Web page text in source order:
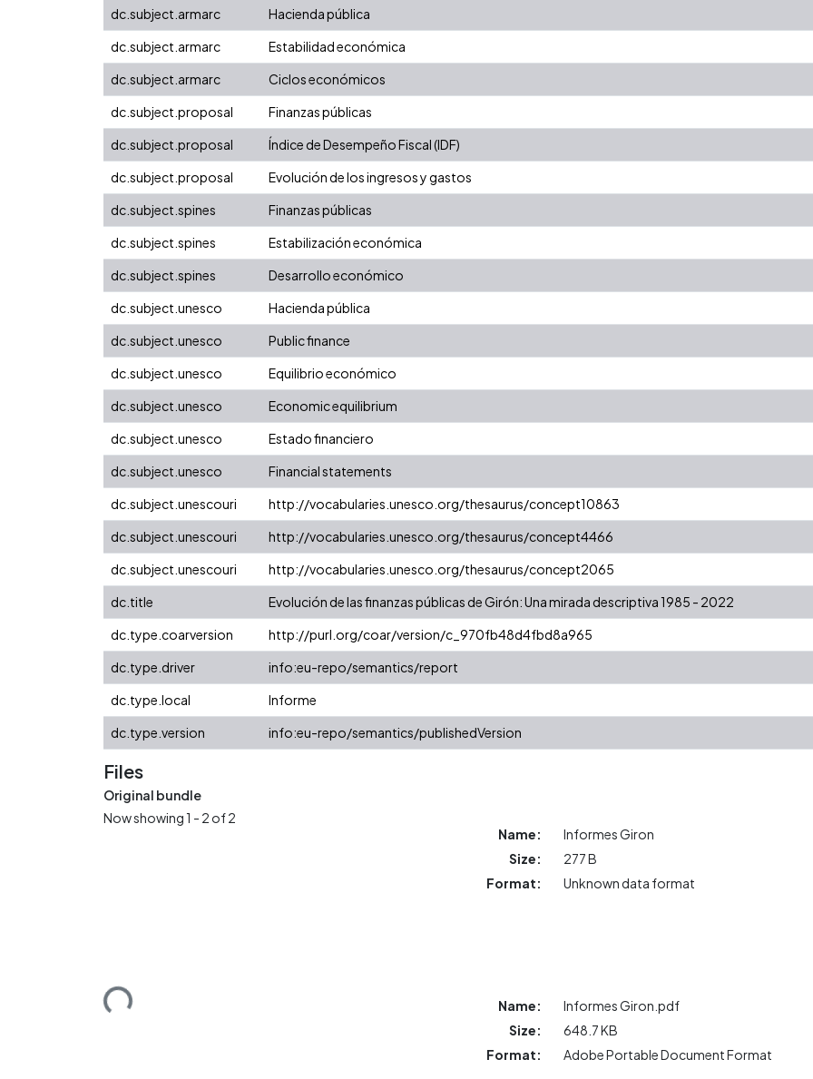
dc.subject.armarc
Hacienda pública
dc.subject.armarc
Estabilidad económica
dc.subject.armarc
Ciclos económicos
dc.subject.proposal
Finanzas públicas
dc.subject.proposal
Índice de Desempeño Fiscal (IDF)
dc.subject.proposal
Evolución de los ingresos y gastos
dc.subject.spines
Finanzas públicas
dc.subject.spines
Estabilización económica
dc.subject.spines
Desarrollo económico
dc.subject.unesco
Hacienda pública
dc.subject.unesco
Public finance
dc.subject.unesco
Equilibrio económico
dc.subject.unesco
Economic equilibrium
dc.subject.unesco
Estado financiero
dc.subject.unesco
Financial statements
dc.subject.unescouri
http://vocabularies.unesco.org/thesaurus/concept10863
dc.subject.unescouri
http://vocabularies.unesco.org/thesaurus/concept4466
dc.subject.unescouri
http://vocabularies.unesco.org/thesaurus/concept2065
dc.title
Evolución de las finanzas públicas de Girón: Una mirada descriptiva 1985 - 2022
dc.type.coarversion
http://purl.org/coar/version/c_970fb48d4fbd8a965
dc.type.driver
info:eu-repo/semantics/report
dc.type.local
Informe
dc.type.version
info:eu-repo/semantics/publishedVersion
Files
Original bundle
Now showing1 - 2 of 2
Loading...
Name:
Informes Giron
Size:
277 B
Format:
Unknown data format
Name:
Informes Giron.pdf
Size:
648.7 KB
Format:
Adobe Portable Document Format